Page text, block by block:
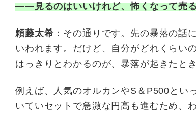
――見るのはいいけれど、怖くなって売
頼藤太希 ：その通りです。先の暴落の話
いわれます。だけど、自分がどれくらい
はっきりとわかるのが、暴落が起きたと
例えば、人気のオルカンやS＆P500とい
いていセットで急激な円高も進むため、